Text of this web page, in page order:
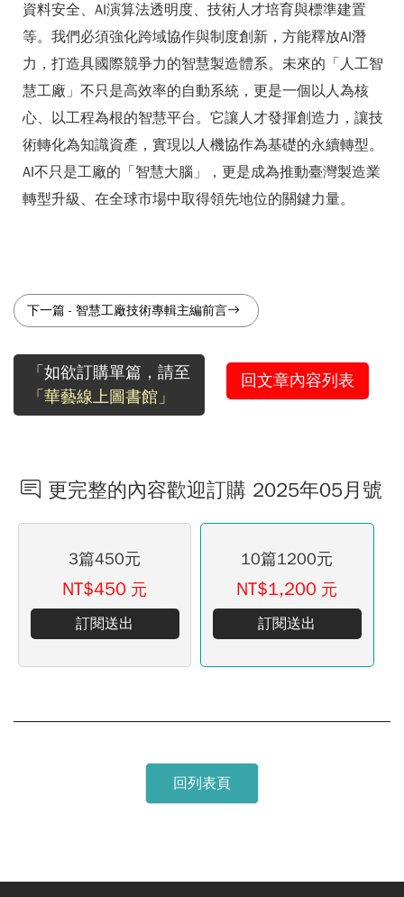
資料安全、AI演算法透明度、技術人才培育與標準建置
等。我們必須強化跨域協作與制度創新，方能釋放AI潛
力，打造具國際競爭力的智慧製造體系。未來的「人工智
慧工廠」不只是高效率的自動系統，更是一個以人為核
心、以工程為根的智慧平台。它讓人才發揮創造力，讓技
術轉化為知識資產，實現以人機協作為基礎的永續轉型。
AI不只是工廠的「智慧大腦」，更是成為推動臺灣製造業
轉型升級、在全球市場中取得領先地位的關鍵力量。
下一篇 - 智慧工廠技術專輯主編前言
「如欲訂購單篇，請至
「華藝線上圖書館」
回文章內容列表
更完整的內容歡迎訂購 2025年05月號
3篇450元
NT$450 元
訂閱送出
10篇1200元
NT$1,200 元
訂閱送出
回列表頁